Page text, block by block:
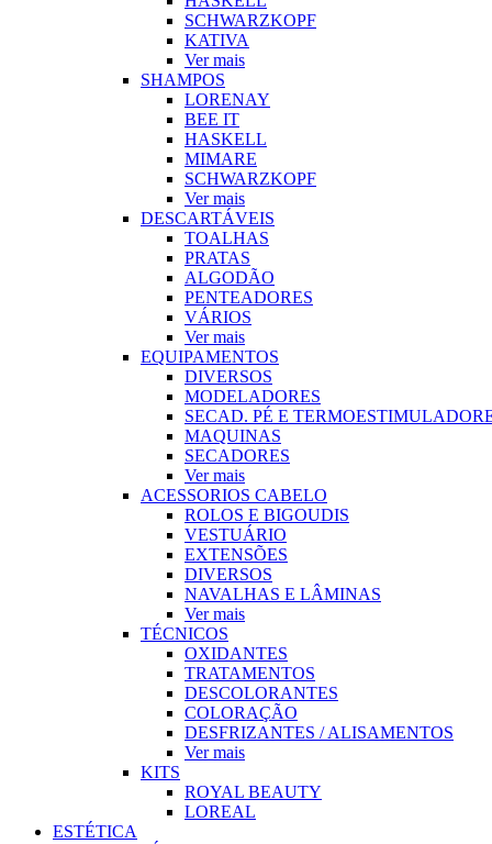
SCHWARZKOPF
KATIVA
Ver mais
SHAMPOS
LORENAY
BEE IT
HASKELL
MIMARE
SCHWARZKOPF
Ver mais
DESCARTÁVEIS
TOALHAS
PRATAS
ALGODÃO
PENTEADORES
VÁRIOS
Ver mais
EQUIPAMENTOS
DIVERSOS
MODELADORES
SECAD. PÉ E
MAQUINAS
SECADORES
Ver mais
ACESSORIOS CABELO
ROLOS E BIGOUDIS
VESTUÁRIO
EXTENSÕES
DIVERSOS
NAVALHAS E LÂMINAS
Ver mais
TÉCNICOS
OXIDANTES
TRATAMENTOS
DESCOLORANTES
COLORAÇÃO
DESFRIZANTES / ALISAMENTOS
Ver mais
KITS
ROYAL BEAUTY
LOREAL
ESTÉTICA